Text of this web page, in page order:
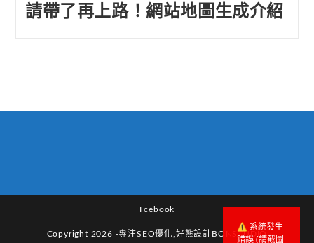
請帶了再上路！網站地圖生成介紹
Fcebook
Copyright 2026 -專注SEO優化,好熊設計BONSTUDIO